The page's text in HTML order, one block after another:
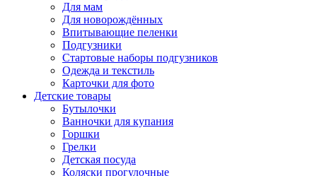
Для мам
Для новорождённых
Впитывающие пеленки
Подгузники
Стартовые наборы подгузников
Одежда и текстиль
Карточки для фото
Детские товары
Бутылочки
Ванночки для купания
Горшки
Грелки
Детская посуда
Коляски прогулочные